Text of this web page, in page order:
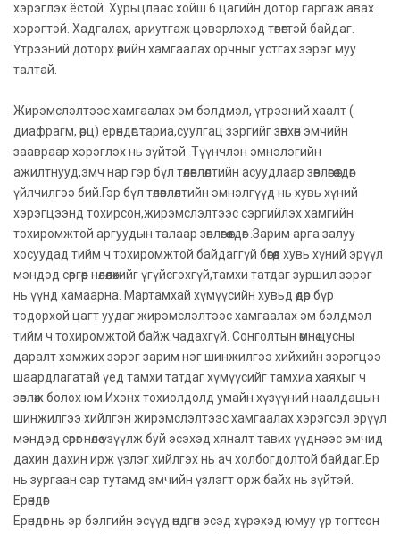
хэрэглэх ёстой. Хурьцлаас хойш 6 цагийн дотор гаргаж авах
хэрэгтэй. Хадгалах, ариутгаж цэвэрлэхэд төвөгтэй байдаг.
Үтрээний доторх өөрийн хамгаалах орчныг устгах зэрэг муу
талтай.
Жирэмслэлтээс хамгаалах эм бэлдмэл, үтрээний хаалт (
диафрагм, өрц) ерөндөг,тариа,суулгац зэргийг зөвхөн эмчийн
заавраар хэрэглэх нь зүйтэй. Түүнчлэн эмнэлэгийн
ажилтнууд,эмч нар гэр бүл төлөвлөлтийн асуудлаар зөвлөгөө өгдөг
үйлчилгээ бий.Гэр бүл төлөвлөлтийн эмнэлгүүд нь хувь хүний
хэрэгцээнд тохирсон,жирэмслэлтээс сэргийлэх хамгийн
тохиромжтой аргуудын талаар зөвлөгөө өгдөг .Зарим арга залуу
хосуудад тийм ч тохиромжтой байдаггүй бөгөөд хувь хүний эрүүл
мэндэд сөргөөр нөлөөлөхийг үгүйсгэхгүй,тамхи татдаг зуршил зэрэг
нь үүнд хамаарна. Мартамхай хүмүүсийн хувьд өдөр бүр
тодорхой цагт уудаг жирэмслэлтээс хамгаалах эм бэлдмэл
тийм ч тохиромжтой байж чадахгүй. Сонголтын өмнө цусны
даралт хэмжих зэрэг зарим нэг шинжилгээ хийхийн зэрэгцээ
шаардлагатай үед тамхи татдаг хүмүүсийг тамхиа хаяхыг ч
зөвлөж болох юм.Ихэнх тохиолдолд умайн хүзүүний наалдацын
шинжилгээ хийлгэн жирэмслэлтээс хамгаалах хэрэгсэл эрүүл
мэндэд сөрөг нөлөө үзүүлж буй эсэхэд хяналт тавих үүднээс эмчид
дахин дахин ирж үзлэг хийлгэх нь ач холбогдолтой байдаг.Ер
нь зургаан сар тутамд эмчийн үзлэгт орж байх нь зүйтэй.
Ерөндөг
Ерөндөг нь эр бэлгийн эсүүд өндгөн эсэд хүрэхэд юмуу үр тогтсон